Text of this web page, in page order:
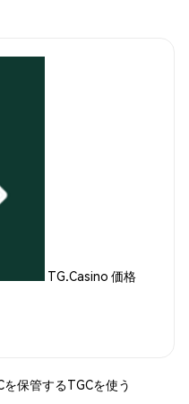
TG.Casino 価格
を保管するTGCを使う